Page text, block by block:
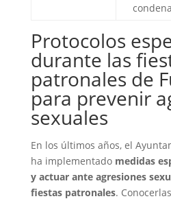
Protocolos
durante las
patronales de
para prevenir
sexuales
En los últimos años, el
ha implementado medidas
y actuar ante agresiones
fiestas patronales.